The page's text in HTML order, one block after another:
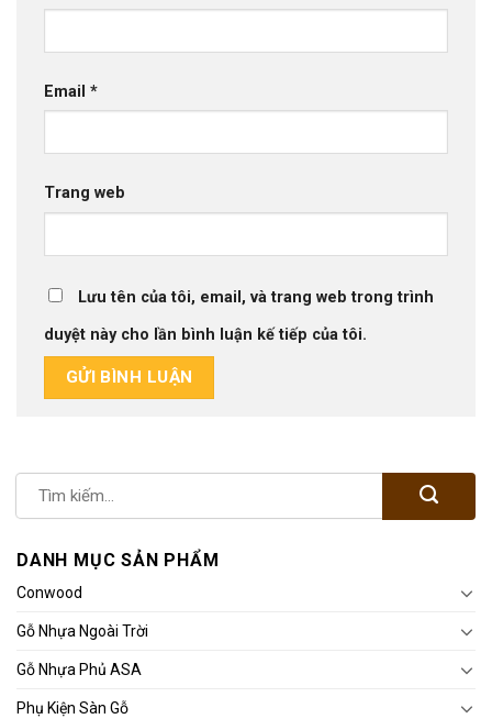
Email *
Trang web
Lưu tên của tôi, email, và trang web trong trình
duyệt này cho lần bình luận kế tiếp của tôi.
DANH MỤC SẢN PHẨM
Conwood
Gỗ Nhựa Ngoài Trời
Gỗ Nhựa Phủ ASA
Phụ Kiện Sàn Gỗ